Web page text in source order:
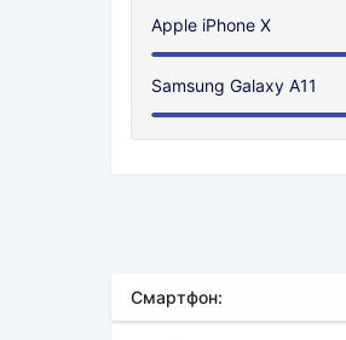
Apple iPhone X
Samsung Galaxy A11
Смартфон: